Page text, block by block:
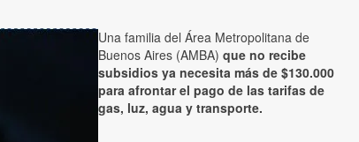
Una familia del Área Metropolitana de
Buenos Aires (AMBA) que no recibe
subsidios ya necesita más de $130.000
para afrontar el pago de las tarifas de
gas, luz, agua y transporte.